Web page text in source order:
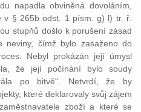
napadla obviněná dovoláním,
v § 265b odst. 1 písm. g) l) tr. ř.
stupňů došlo k porušení zásad
čímž bylo zasaženo do
Nebyl prokázán její úmysl
že její počínání bylo soudy
po bitvě“. Netvrdí, že by
které deklarovaly svůj zájem
zboží a které se